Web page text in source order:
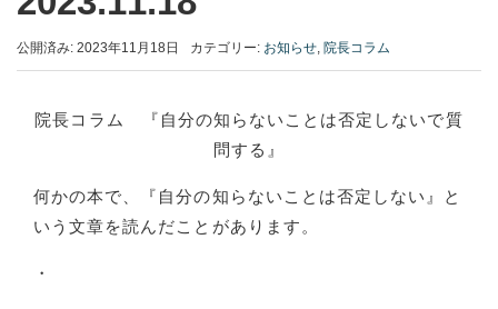
公開済み: 2023年11月18日 カテゴリー: お知らせ, 院長コラム
院長コラム 『自分の知らないことは否定しないで質
問する』
何かの本で、『自分の知らないことは否定しない』と
いう文章を読んだことがあります。
・